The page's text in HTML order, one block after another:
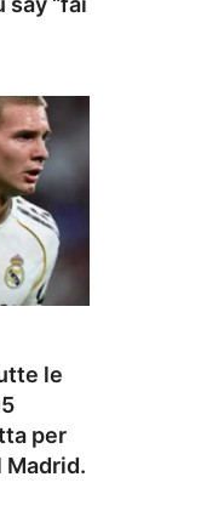
le
per
Madrid.